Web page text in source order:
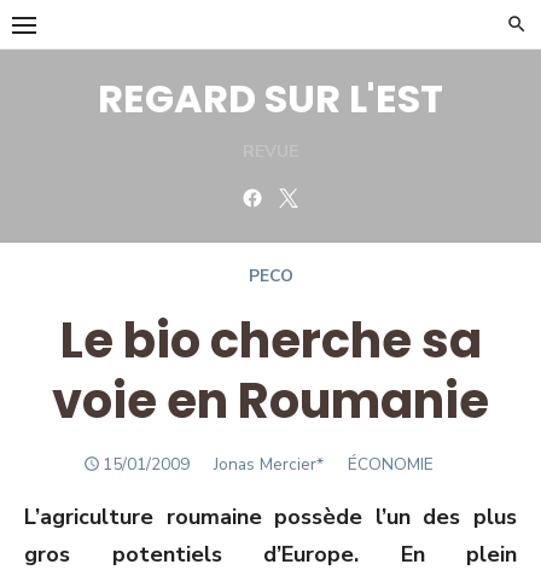
Skip
to
REGARD SUR L'EST
Facebook
PECO
Le bio cherche sa
voie en Roumanie
POSTED
15/01/2009 Author
Jonas Mercier* ÉCONOMIE
L’agriculture roumaine possède l’un des plus
gros potentiels d’Europe. En plein